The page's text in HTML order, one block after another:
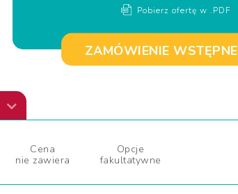
Pobierz ofertę w .PDF
ZAMÓWIENIE WSTĘPNE
Cena
nie zawiera
Opcje
fakultatywne